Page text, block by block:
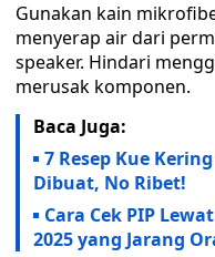
Gunakan kain
menyerap air dari
speaker. Hindari
merusak komponen.
Baca Juga:
7 Resep Kue
Dibuat, No Ribet!
Cara Cek PIP
2025 yang Jarang